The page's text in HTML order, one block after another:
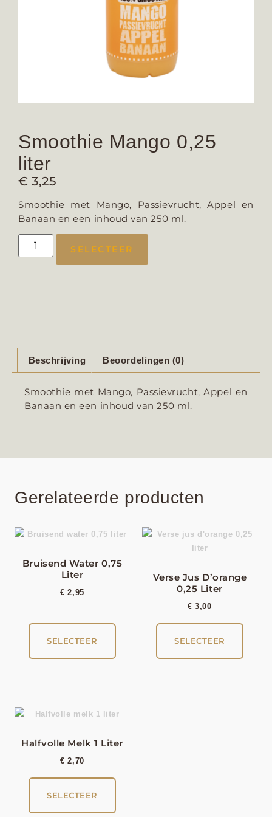
Smoothie Mango 0,25
liter
€ 3,25
Smoothie met Mango, Passievrucht, Appel en
Banaan en een inhoud van 250 ml.
SELECTEER
Beschrijving Beoordelingen (0)
Smoothie met Mango, Passievrucht, Appel en
Banaan en een inhoud van 250 ml.
Gerelateerde producten
Bruisend Water 0,75
Liter
€ 2,95
SELECTEER
Verse Jus D’orange
0,25 Liter
€ 3,00
SELECTEER
Halfvolle Melk 1 Liter
€ 2,70
SELECTEER